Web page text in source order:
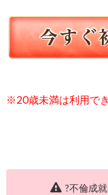
※20歳未満は利用でき
?不倫成